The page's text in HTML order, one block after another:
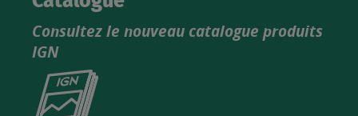
Consultez le nouveau catalogue produits
IGN
Consultez